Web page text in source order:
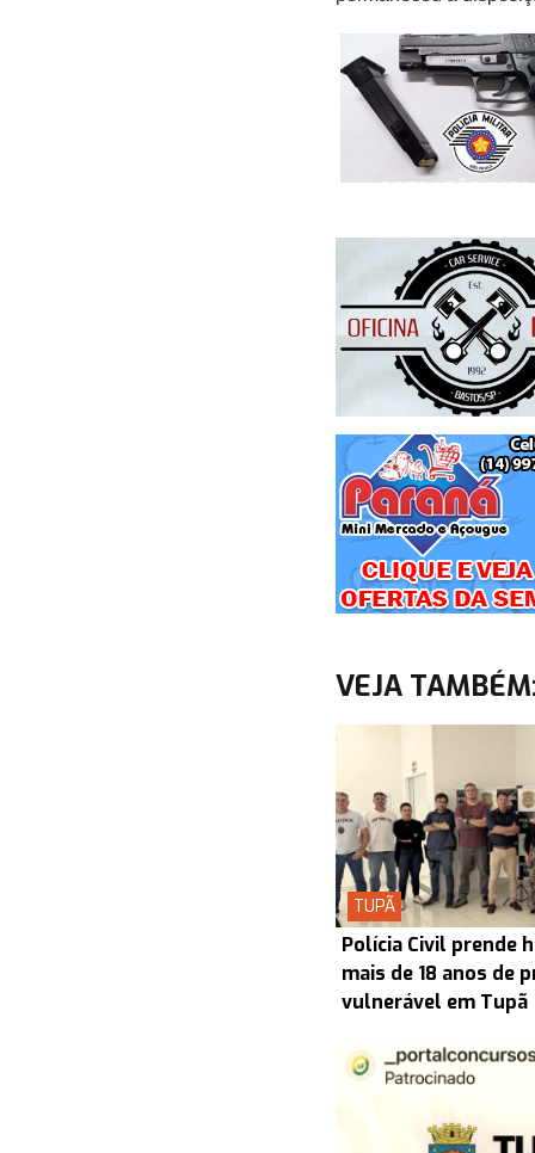
VEJA
TUPÃ
Polícia Civil prende
mais de 18 anos de
vulnerável em Tupã